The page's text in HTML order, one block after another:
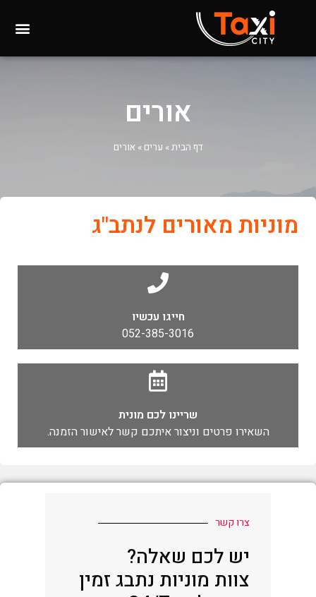
אורים
דף הבית» ערים »אורים
מוניות מאורים לנתב"ג
חייגו עכשיו
052-385-3016
שריינו לכם מונית
השאירו פרטים וניצור איתכם קשר לאישור הזמנה.
צרו קשר
יש לכם שאלה?
צוות מוניות נתבג זמין